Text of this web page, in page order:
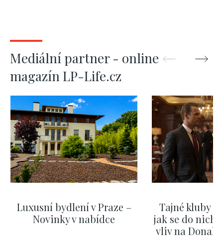
Mediální partner - online
magazín LP-Life.cz
Luxusní bydlení v Praze –
Novinky v nabídce
Tajné kluby
jak se do nich
vliv na